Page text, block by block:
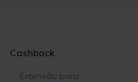
Cashback
Extensão para